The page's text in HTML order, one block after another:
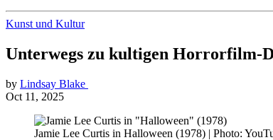
Kunst und Kultur
Unterwegs zu kultigen Horrorfilm-
by Lindsay Blake
Oct 11, 2025
Jamie Lee Curtis in Halloween (1978) | Photo: